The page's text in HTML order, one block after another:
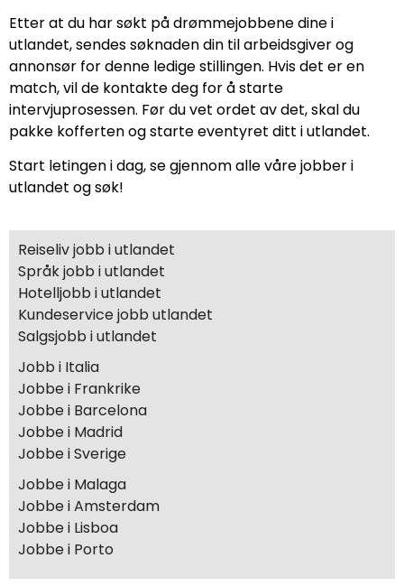
Etter at du har søkt på drømmejobbene dine i
utlandet, sendes søknaden din til arbeidsgiver og
annonsør for denne ledige stillingen. Hvis det er en
match, vil de kontakte deg for å starte
intervjuprosessen. Før du vet ordet av det, skal du
pakke kofferten og starte eventyret ditt i utlandet.
Start letingen i dag, se gjennom alle våre jobber i
utlandet og søk!
Reiseliv jobb i utlandet
Språk jobb i utlandet
Hotelljobb i utlandet
Kundeservice jobb utlandet
Salgsjobb i utlandet
Jobb i Italia
Jobbe i Frankrike
Jobbe i Barcelona
Jobbe i Madrid
Jobbe i Sverige
Jobbe i Malaga
Jobbe i Amsterdam
Jobbe i Lisboa
Jobbe i Porto